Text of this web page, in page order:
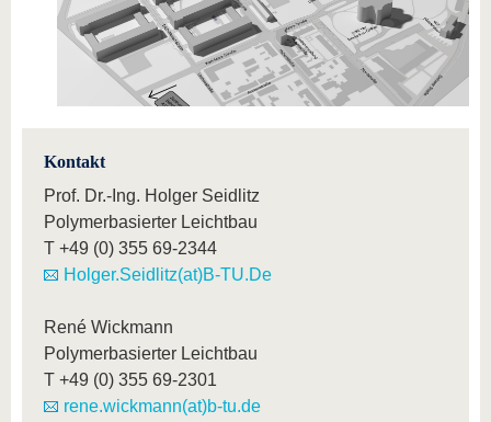
Kontakt
Prof. Dr.-Ing. Holger Seidlitz
Polymerbasierter Leichtbau
T +49 (0) 355 69-2344
Holger.Seidlitz(at)B-TU.De
René Wickmann
Polymerbasierter Leichtbau
T +49 (0) 355 69-2301
rene.wickmann(at)b-tu.de